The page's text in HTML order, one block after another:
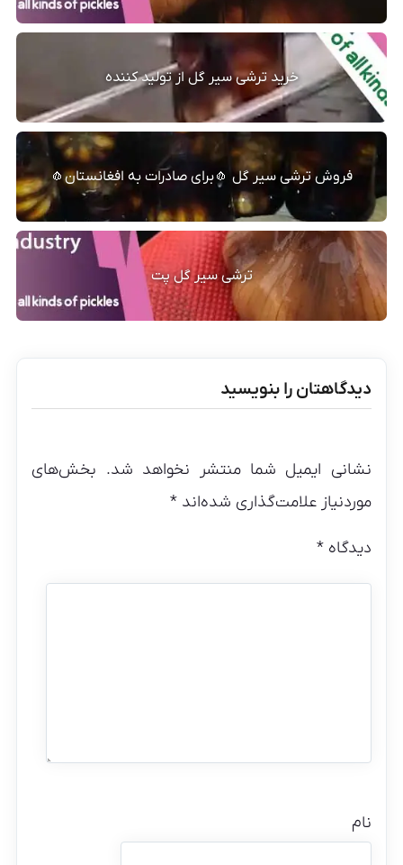
خرید ترشی سیر گل از تولید کننده
فروش ترشی سیر گل 🧄برای صادرات به افغانستان🧄
ترشی سیر گل پت
دیدگاهتان را بنویسید
نشانی ایمیل شما منتشر نخواهد شد. بخش‌های
موردنیاز علامت‌گذاری شده‌اند*
دیدگاه*
نام